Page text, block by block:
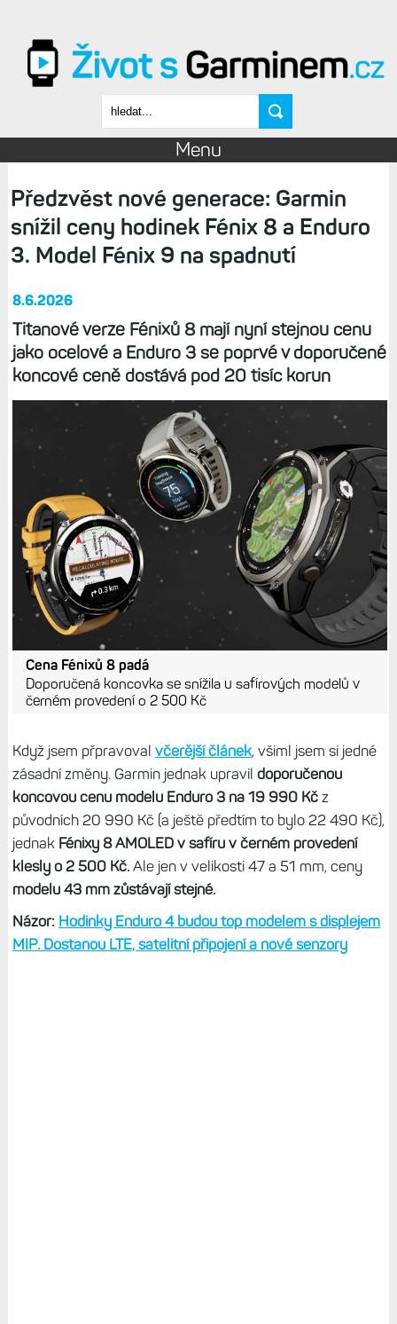
Vyhledávání
Menu
Předzvěst nové generace: Garmin
snížil ceny hodinek Fénix 8 a Enduro
3. Model Fénix 9 na spadnutí
8.6.2026
Titanové verze Fénixů 8 mají nyní stejnou cenu
jako ocelové a Enduro 3 se poprvé v doporučené
koncové ceně dostává pod 20 tisíc korun
Cena Fénixů 8 padá
Doporučená koncovka se snížila u safírových modelů v
černém provedení o 2 500 Kč
Když jsem přpravoval včerější článek, všiml jsem si jedné
zásadní změny. Garmin jednak upravil doporučenou
koncovou cenu modelu Enduro 3 na 19 990 Kčz
původních 20 990 Kč (a ještě předtím to bylo 22 490 Kč),
jednak Fénixy 8 AMOLED v safíru v černém provedení
klesly o 2 500 Kč.Ale jen v velikosti 47 a 51 mm, ceny
modelu 43 mm zůstávají stejné.
Názor: Hodinky Enduro 4 budou top modelem s displejem
MIP. Dostanou LTE, satelitní připojení a nové senzory